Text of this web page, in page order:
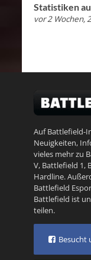
Statistiken
vor 2 Wochen,
Auf Battlefield-
Neuigkeiten,
vieles mehr zu
V, Battlefield 1,
Hardline.
Battlefield
Battlefield ist
teilen.
Besucht